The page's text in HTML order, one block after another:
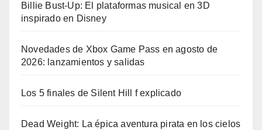
Billie Bust-Up: El plataformas musical en 3D
inspirado en Disney
Novedades de Xbox Game Pass en agosto de
2026: lanzamientos y salidas
Los 5 finales de Silent Hill f explicado
Dead Weight: La épica aventura pirata en los cielos